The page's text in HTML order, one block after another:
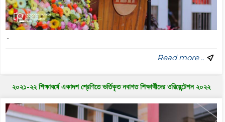
..
Read more ..
২০২১-২২ শিক্ষাবর্ষে একাদশ শ্রেণিতে ভর্তিকৃত নবাগত শিক্ষার্থীদের ওরিয়েন্টেশন ২০২২